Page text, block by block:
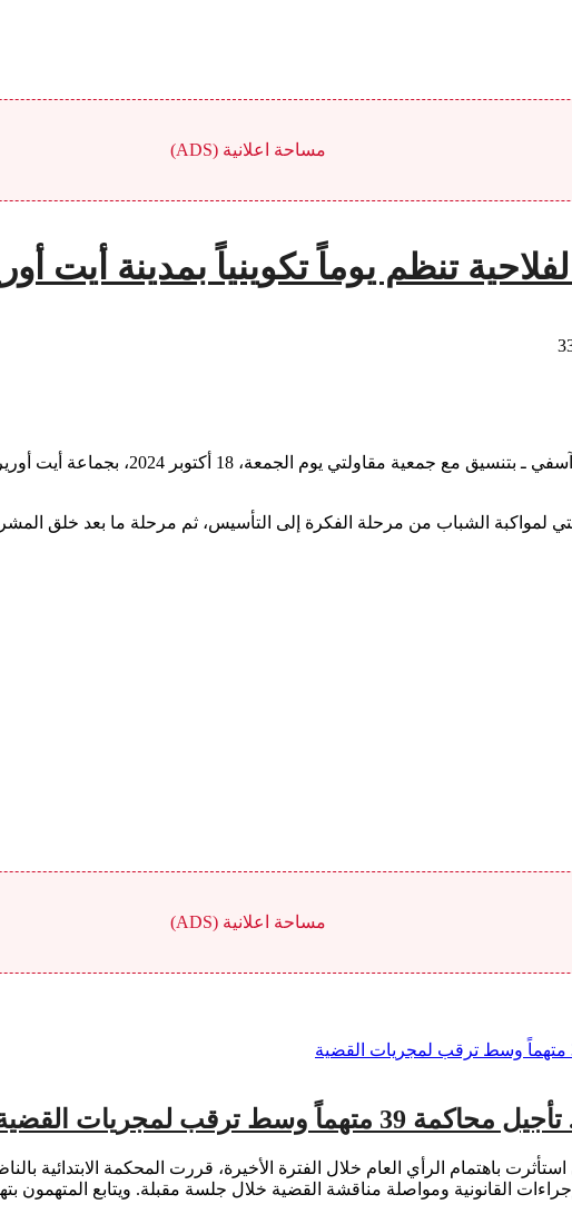
مساحة اعلانية (ADS)
تنظم يوماً تكوينياً بمدينة أيت
نظمت المديرية الجهوية للإستشارة
لمواكبة الشباب من مرحلة الفكرة إلى التأسيس، ثم مرحلة ما بعد خلق
مساحة اعلانية (ADS)
ترقب لمجريات القضية
القانونية ومواصلة مناقشة القضية خلال جلسة مقبلة. ويتابع المتهمون